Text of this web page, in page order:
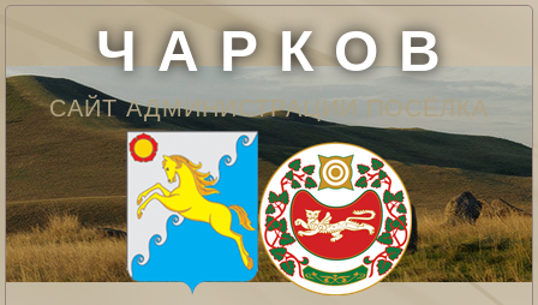
Ч А Р К О В
САЙТ АДМИНИСТРАЦИИ ПОСЁЛКА